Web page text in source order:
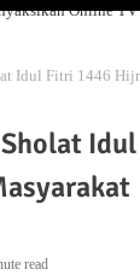
Online TV
Idul Fitri 1446
read